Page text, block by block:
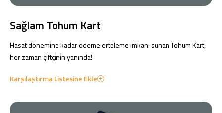
Sağlam Tohum Kart
Hasat dönemine kadar ödeme erteleme imkanı sunan Tohum Kart,
her zaman çiftçinin yanında!
Karşılaştırma Listesine Ekle